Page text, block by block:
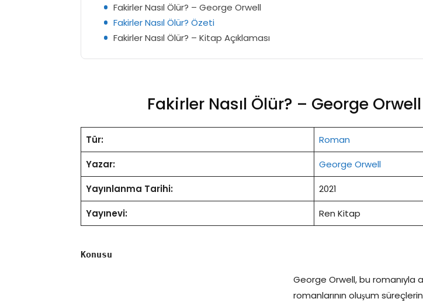
Fakirler Nasıl Ölür? – George Orwell
Fakirler Nasıl Ölür? Özeti
Fakirler Nasıl Ölür? – Kitap Açıklaması
Fakirler Nasıl Ölür? – George Orwell
Tür:
Roman
Yazar:
George Orwell
Yayınlanma Tarihi:
2021
Yayınevi:
Ren Kitap
Konusu
George Orwell, bu romanıyla
romanlarının oluşum